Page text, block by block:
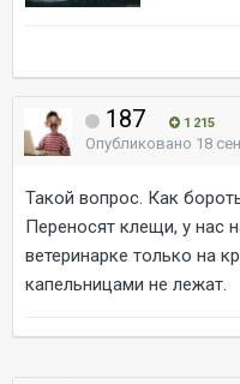
187 1 215
Опубликовано 18
Такой вопрос. Как
Переносят клещи, у нас
ветеринарке только на
капельницами не лежат.